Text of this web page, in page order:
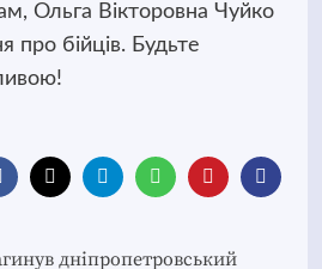
Ольга Вікторовна Чуйко
про бійців. Будьте
дніпропетровський